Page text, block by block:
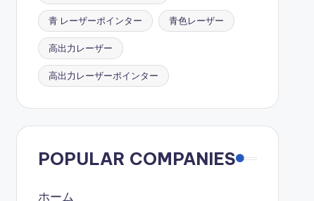
青 レーザーポインター 青色レーザー
高出力レーザー
高出力レーザーポインター
POPULAR COMPANIES
ホーム